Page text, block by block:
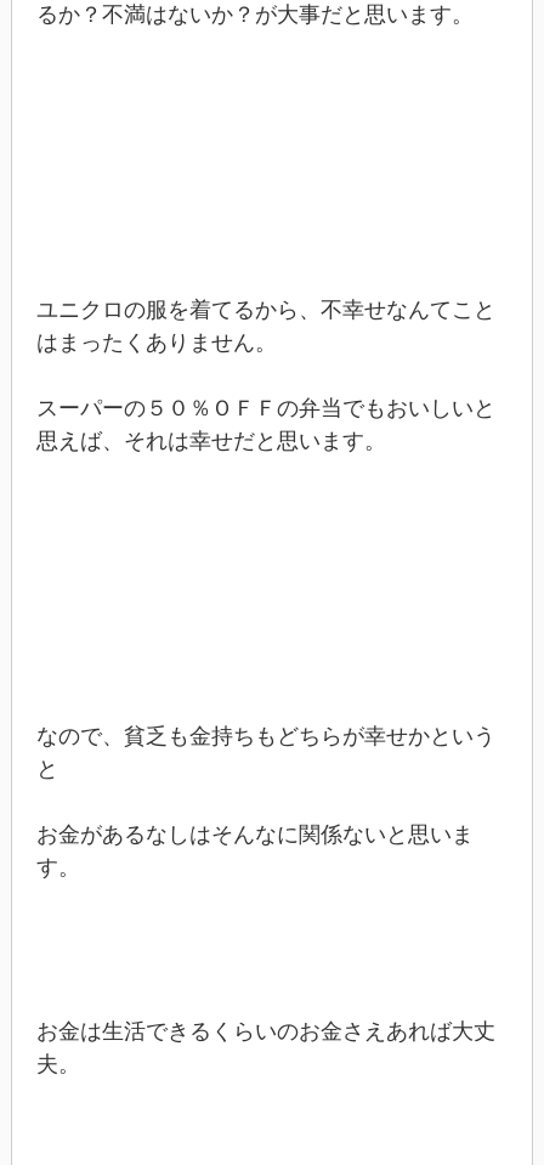
るか？不満はないか？が大事だと思います。
ユニクロの服を着てるから、不幸せなんてこと
はまったくありません。
スーパーの５０％ＯＦＦの弁当でもおいしいと
思えば、それは幸せだと思います。
なので、貧乏も金持ちもどちらが幸せかという
と
お金があるなしはそんなに関係ないと思いま
す。
お金は生活できるくらいのお金さえあれば大丈
夫。